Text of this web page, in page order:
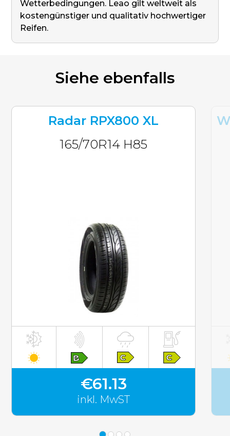
Wetterbedingungen. Leao gilt weltweit als
kostengünstiger und qualitativ hochwertiger
Reifen.
Siehe ebenfalls
Radar RPX800 XL
165/70R14 H85
€61.13
inkl. MwST
inkl. MwST